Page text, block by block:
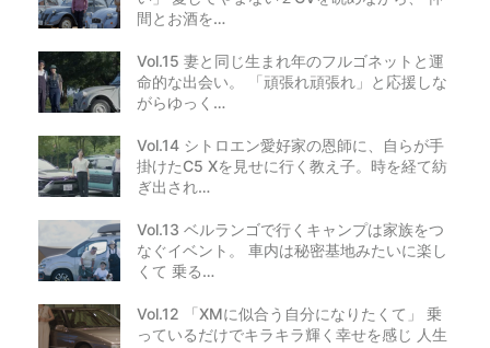
間とお酒を…
Vol.15 妻と同じ生まれ年のフルゴネットと運
命的な出会い。 「頑張れ頑張れ」と応援しな
がらゆっく…
Vol.14 シトロエン愛好家の恩師に、自らが手
掛けたC5 Xを見せに行く教え子。時を経て紡
ぎ出され…
Vol.13 ベルランゴで行くキャンプは家族をつ
なぐイベント。 車内は秘密基地みたいに楽し
くて 乗る…
Vol.12 「XMに似合う自分になりたくて」 乗
っているだけでキラキラ輝く幸せを感じ 人生